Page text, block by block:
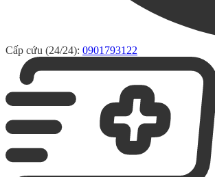
Cấp cứu (24/24): 0901793122